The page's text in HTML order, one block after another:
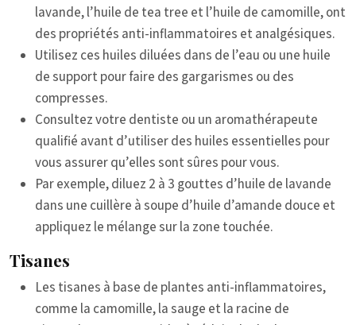
lavande, l’huile de tea tree et l’huile de camomille, ont
des propriétés anti-inflammatoires et analgésiques.
Utilisez ces huiles diluées dans de l’eau ou une huile
de support pour faire des gargarismes ou des
compresses.
Consultez votre dentiste ou un aromathérapeute
qualifié avant d’utiliser des huiles essentielles pour
vous assurer qu’elles sont sûres pour vous.
Par exemple, diluez 2 à 3 gouttes d’huile de lavande
dans une cuillère à soupe d’huile d’amande douce et
appliquez le mélange sur la zone touchée.
Tisanes
Les tisanes à base de plantes anti-inflammatoires,
comme la camomille, la sauge et la racine de